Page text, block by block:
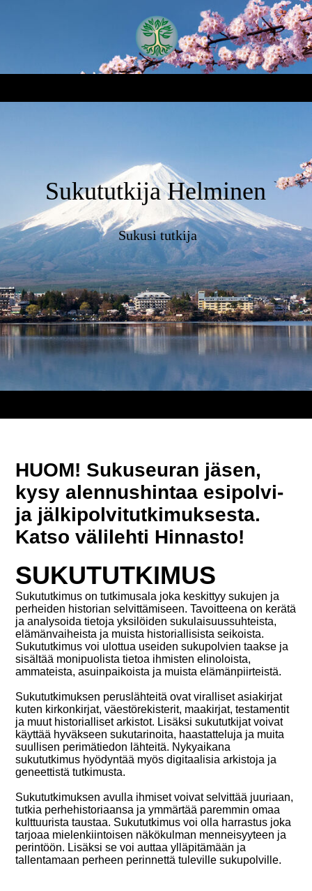
Sukututkija Helminen
Sukusi tutkija
HUOM! Sukuseuran jäsen,
kysy alennushintaa esipolvi-
ja jälkipolvitutkimuksesta.
Katso välilehti Hinnasto!
SUKUTUTKIMUS
Sukututkimus on tutkimusala joka keskittyy sukujen ja
perheiden historian selvittämiseen. Tavoitteena on kerätä
ja analysoida tietoja yksilöiden sukulaisuussuhteista,
elämänvaiheista ja muista historiallisista seikoista.
Sukututkimus voi ulottua useiden sukupolvien taakse ja
sisältää monipuolista tietoa ihmisten elinoloista,
ammateista, asuinpaikoista ja muista elämänpiirteistä.
Sukututkimuksen peruslähteitä ovat viralliset asiakirjat
kuten kirkonkirjat, väestörekisterit, maakirjat, testamentit
ja muut historialliset arkistot. Lisäksi sukututkijat voivat
käyttää hyväkseen sukutarinoita, haastatteluja ja muita
suullisen perimätiedon lähteitä. Nykyaikana
sukututkimus hyödyntää myös digitaalisia arkistoja ja
geneettistä tutkimusta.
Sukututkimuksen avulla ihmiset voivat selvittää juuriaan,
tutkia perhehistoriaansa ja ymmärtää paremmin omaa
kulttuurista taustaa. Sukututkimus voi olla harrastus joka
tarjoaa mielenkiintoisen näkökulman menneisyyteen ja
perintöön. Lisäksi se voi auttaa ylläpitämään ja
tallentamaan perheen perinnettä tuleville sukupolville.